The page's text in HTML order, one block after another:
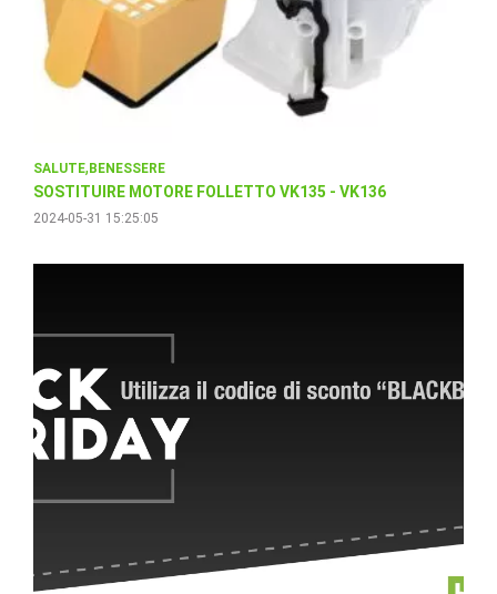
SALUTE BENESSERE
SOSTITUIRE MOTORE FOLLETTO VK135 - VK136
2024-05-31 15:25:05